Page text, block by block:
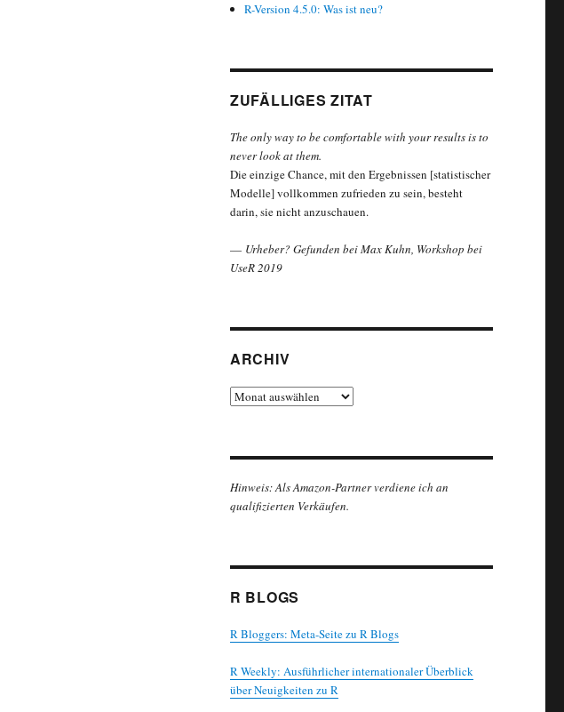
R-Version 4.5.0: Was ist neu?
ZUFÄLLIGES ZITAT
The only way to be comfortable with your results is to
never look at them.
Die einzige Chance, mit den Ergebnissen [statistischer
Modelle] vollkommen zufrieden zu sein, besteht
darin, sie nicht anzuschauen.
— Urheber? Gefunden bei Max Kuhn, Workshop bei
UseR 2019
ARCHIV
Archiv
Hinweis: Als Amazon-Partner verdiene ich an
qualifizierten Verkäufen.
R BLOGS
R Bloggers: Meta-Seite zu R Blogs
R Weekly: Ausführlicher internationaler Überblick
über Neuigkeiten zu R